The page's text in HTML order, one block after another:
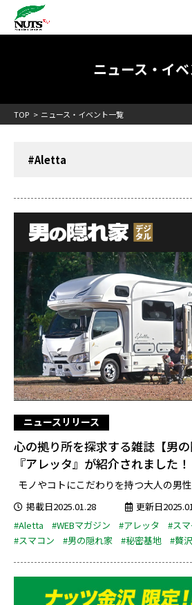
日本最大級のキャンピングカーメーカー
RV[テレビCM放送]
ニュース・イベ
TOP ニュース・イベント一覧
#Aletta
ニュースリリース
心の拠り所を探求する雑誌【男
『アレッタ』が紹介されました！
モノやコトにこだわりを持つ大人の男
掲載日2025.01.28
更新日
#Aletta
#WEBマガジン #アレッタ
#ス
#スマコン
#男の隠れ家 #秘密基地 #贅